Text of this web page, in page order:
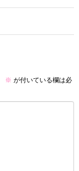
※ が付いている欄は必